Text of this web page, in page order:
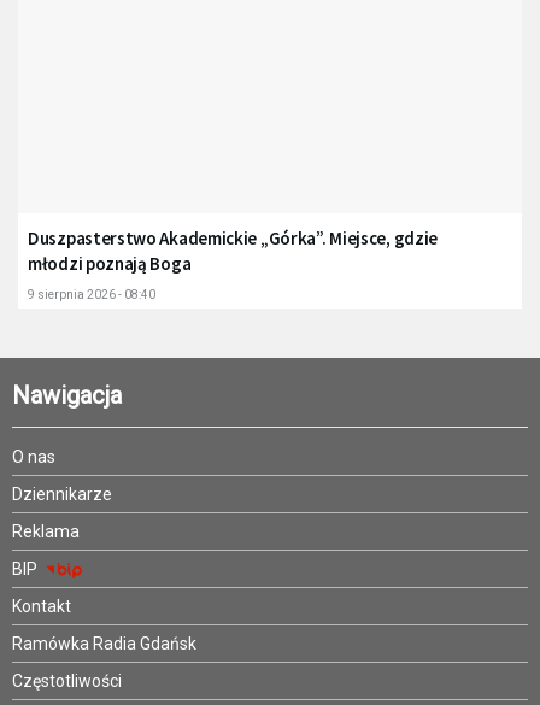
Duszpasterstwo Akademickie „Górka”. Miejsce, gdzie
młodzi poznają Boga
9 sierpnia 2026 - 08:40
Nawigacja
O nas
Dziennikarze
Reklama
BIP
Kontakt
Ramówka Radia Gdańsk
Częstotliwości